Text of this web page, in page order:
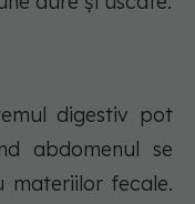
digestiv pot
abdomenul se
materiilor fecale.